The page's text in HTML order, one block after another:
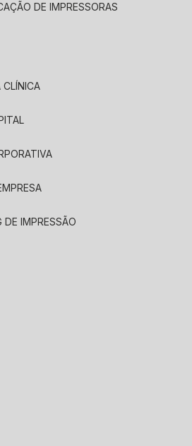
DE IMPRESSORAS
CLÍNICA
DE IMPRESSÃO